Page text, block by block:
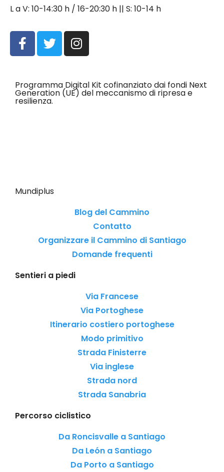
L a V: 10-14:30 h / 16-20:30 h || S: 10-14 h
Programma Digital Kit cofinanziato dai fondi Next
Generation (UE) del meccanismo di ripresa e
resilienza.
Mundiplus
Blog del Cammino
Contatto
Organizzare il Cammino di Santiago
Domande frequenti
Sentieri a piedi
Via Francese
Via Portoghese
Itinerario costiero portoghese
Modo primitivo
Strada Finisterre
Via inglese
Strada nord
Strada Sanabria
Percorso ciclistico
Da Roncisvalle a Santiago
Da León a Santiago
Da Porto a Santiago